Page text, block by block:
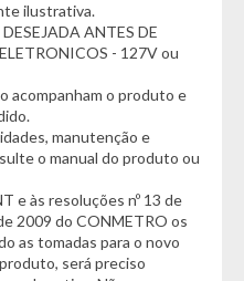
higienizada, garantindo
a tampa de vidro
e um toque moderno
cuida das suas roupas
a escolha certa para
no dia a dia.
ilustrativa.
ANTES DE
- 127V ou
acompanham o produto e
manutenção e
o manual do produto ou
e às resoluções nº 13 de
2009 do CONMETRO os
as tomadas para o novo
será preciso